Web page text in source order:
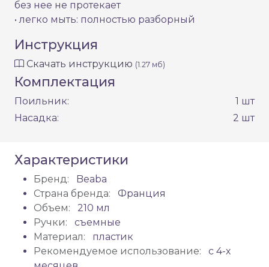
без нее не протекает
• легко мыть: полностью разборный
Инструкция
Скачать инструкцию (1.27 мб)
Комплектация
Поильник:
1 шт
Насадка:
2 шт
Характеристики
Бренд:
Beaba
Страна бренда:
Франция
Объем:
210 мл
Ручки:
съемные
Материал:
пластик
Рекомендуемое использование:
с 4-х